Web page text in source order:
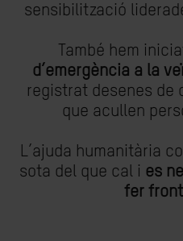
sensibilització
També hem
d’emergència a la
registrat desenes de
que acullen
L’ajuda humanitària
sota del que cal i es
fer